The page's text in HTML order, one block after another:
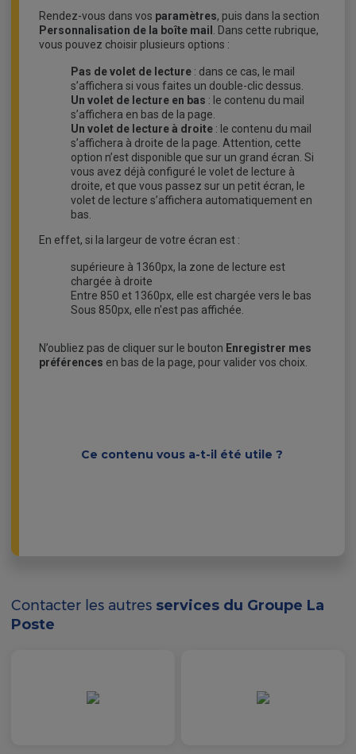
Rendez-vous dans vos paramètres, puis dans la section
Personnalisation de la boîte mail
. Dans cette rubrique,
vous pouvez choisir plusieurs options :
Pas de volet de lecture : dans ce cas, le mail
s’affichera si vous faites un double-clic dessus.
Un volet de lecture en bas : le contenu du mail
s’affichera en bas de la page.
Un volet de lecture à droite : le contenu du mail
s’affichera à droite de la page. Attention, cette
option n’est disponible que sur un grand écran. Si
vous avez déjà configuré le volet de lecture à
droite, et que vous passez sur un petit écran, le
volet de lecture s’affichera automatiquement en
bas.
En effet, si la largeur de votre écran est :
supérieure à 1360px, la zone de lecture est
chargée à droite
Entre 850 et 1360px, elle est chargée vers le bas
Sous 850px, elle n'est pas affichée.
N’oubliez pas de cliquer sur le bouton Enregistrer mes
préférences en bas de la page, pour valider vos choix.
Ce contenu vous a-t-il été utile ?
Contacter les autres services du Groupe La
Poste